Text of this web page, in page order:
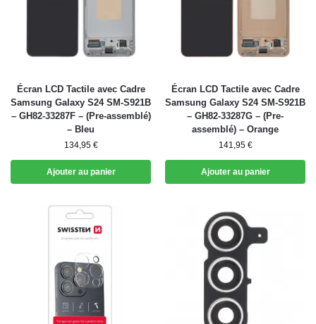
Écran LCD Tactile avec Cadre
Samsung Galaxy S24 SM-S921B
– GH82-33287F – (Pre-assemblé)
– Bleu
134,95 €
Ajouter au panier
Écran LCD Tactile avec Cadre
Samsung Galaxy S24 SM-S921B
– GH82-33287G – (Pre-
assemblé) – Orange
141,95 €
Ajouter au panier